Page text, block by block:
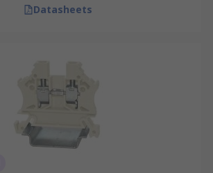
Datasheets